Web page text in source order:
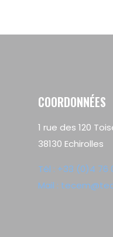
COORDONNÉES
1 rue des 120
38130 Echirolles
Tél : +33 (0)4 76
Mail :